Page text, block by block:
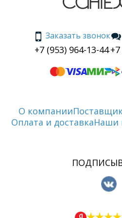
Заказать звонок
+7 (953) 964-13-44
О компании
Оплата и доставкаНаши